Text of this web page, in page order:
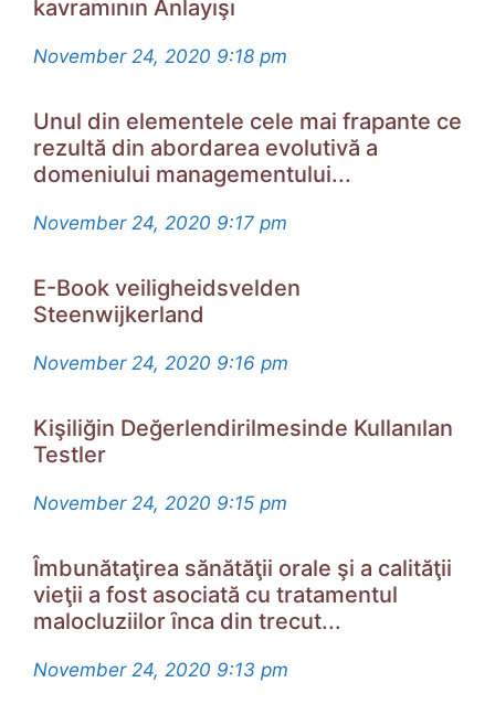
kavramının Anlayışı
November 24, 2020 9:18 pm
Unul din elementele cele mai frapante ce
rezultă din abordarea evolutivă a
domeniului managementului...
November 24, 2020 9:17 pm
E-Book veiligheidsvelden
Steenwijkerland
November 24, 2020 9:16 pm
Kişiliğin Değerlendirilmesinde Kullanılan
Testler
November 24, 2020 9:15 pm
Îmbunătaţirea sănătăţii orale şi a calităţii
vieţii a fost asociată cu tratamentul
malocluziilor ȋnca din trecut...
November 24, 2020 9:13 pm